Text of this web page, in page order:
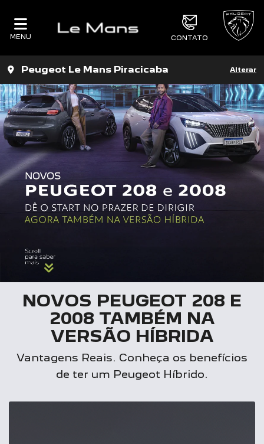
NOVOS PEUGEOT 208 E
2008 TAMBÉM NA
VERSÃO HÍBRIDA
Vantagens Reais. Conheça os benefícios
de ter um Peugeot Híbrido.
MENU CONTATO
Peugeot Le Mans Piracicaba Alterar